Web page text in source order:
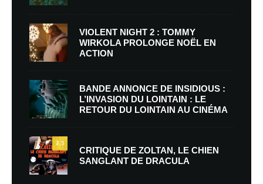
VIOLENT NIGHT 2 : TOMMY
WIRKOLA PROLONGE NOËL EN
ACTION
BANDE ANNONCE DE INSIDIOUS :
L’INVASION DU LOINTAIN : LE
RETOUR DU LOINTAIN AU CINÉMA
7.5
CRITIQUE DE ZOLTAN, LE CHIEN
SANGLANT DE DRACULA